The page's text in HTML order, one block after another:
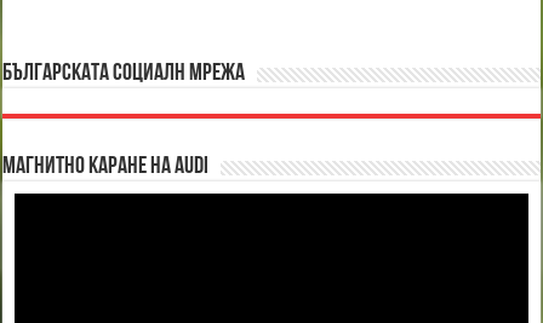
БЪЛГАРСКАТА СОЦИАЛН МРЕЖА
Магнитно каране на Audi